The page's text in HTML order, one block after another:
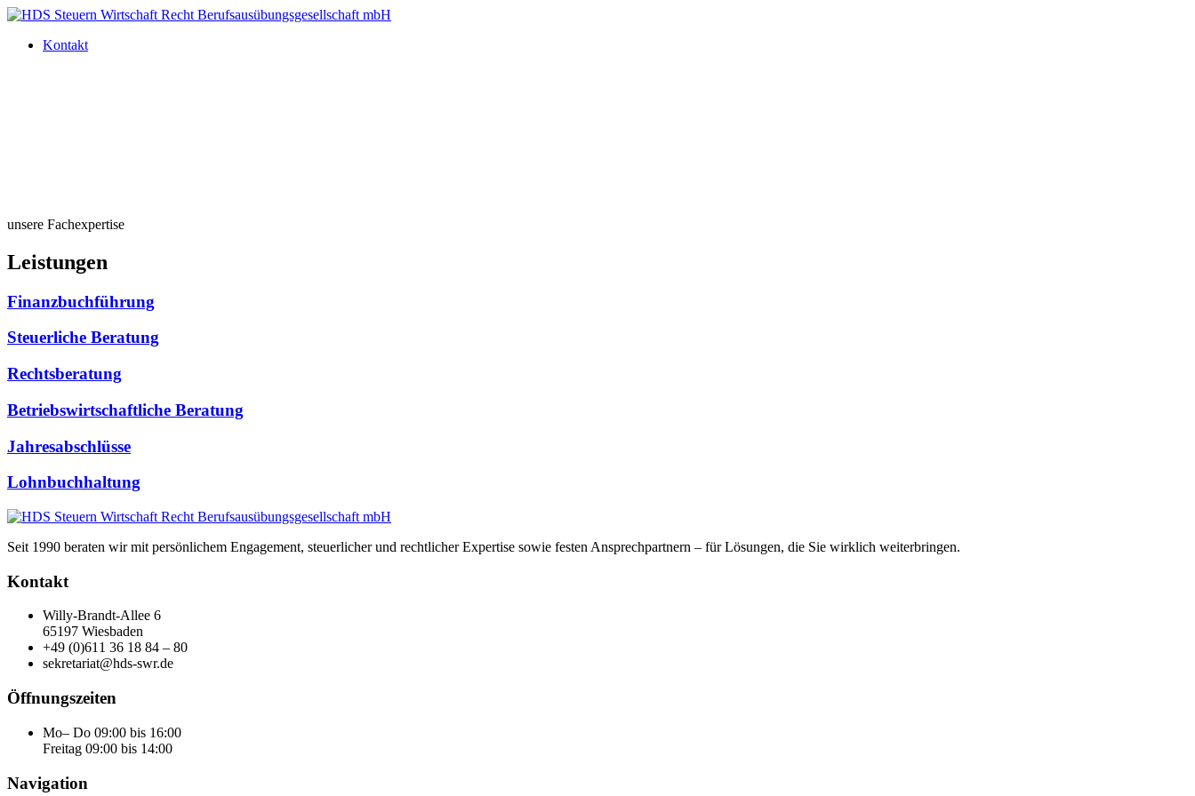
Kontakt
unsere Fachexpertise
Leistungen
Finanzbuchführung
Steuerliche Beratung
Rechtsberatung
Betriebswirtschaftliche Beratung
Jahresabschlüsse
Lohnbuchhaltung
Seit 1990 beraten wir mit persönlichem Engagement, steuerlicher und rechtlicher Expertise sowie festen Ansprechpartnern – für Lösungen, die Sie wirklich weiterbringen.
Kontakt
Willy-Brandt-Allee 6
65197 Wiesbaden
+49 (0)611 36 18 84 – 80
sekretariat@hds-swr.de
Öffnungszeiten
Mo– Do 09:00 bis 16:00
Freitag 09:00 bis 14:00
Navigation